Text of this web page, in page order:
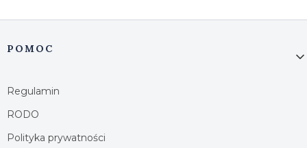
Linki w stopce
POMOC
Regulamin
RODO
Polityka prywatności